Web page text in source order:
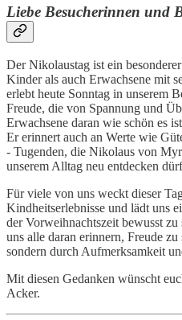
Liebe Besucherinnen und
Der Nikolaustag ist ein
Kinder als auch Erwachsene mit
erlebt heute Sonntag in unserem
Freude, die von Spannung und
Erwachsene daran wie schön es
Er erinnert auch an Werte wie
- Tugenden, die Nikolaus von
unserem Alltag neu entdecken
Für viele von uns weckt dieser
Kindheitserlebnisse und lädt uns
der Vorweihnachtszeit bewusst
uns alle daran erinnern, Freude
sondern durch Aufmerksamkeit
Mit diesen Gedanken wünscht
Acker.